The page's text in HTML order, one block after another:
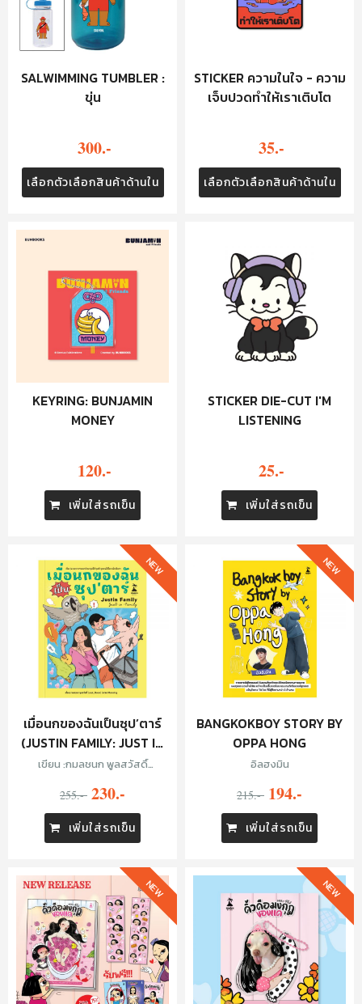
SALWIMMING TUMBLER :
ขุ่น
300.-
เลือกตัวเลือกสินค้าด้านใน
STICKER ความในใจ - ความ
เจ็บปวดทำให้เราเติบโต
35.-
เลือกตัวเลือกสินค้าด้านใน
KEYRING: BUNJAMIN
MONEY
120.-
เพิ่มใส่รถเข็น
STICKER DIE-CUT I'M
LISTENING
25.-
เพิ่มใส่รถเข็น
เมื่อนกของฉันเป็นซุป’ตาร์
(JUSTIN FAMILY: JUST IN
FAMILY)
เขียน :กมลชนก พูลสวัสดิ์
255.- 230.-
เพิ่มใส่รถเข็น
NEW
BANGKOKBOY STORY BY
OPPA HONG
อิลฮงมิน
215.- 194.-
เพิ่มใส่รถเข็น
NEW
NEW NEW